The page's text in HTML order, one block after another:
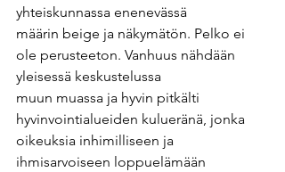
yhteiskunnassa enenevässä
määrin beige ja näkymätön. Pelko ei
ole perusteeton. Vanhuus nähdään
yleisessä keskustelussa
muun muassa ja hyvin pitkälti
hyvinvointialueiden kulueränä, jonka
oikeuksia inhimilliseen ja
ihmisarvoiseen loppuelämään